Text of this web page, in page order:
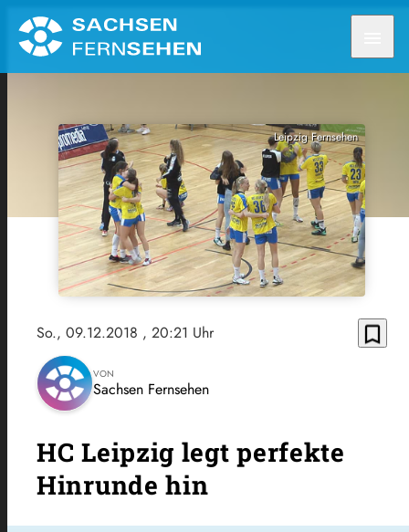
Leipzig Fernsehen
So., 09.12.2018 , 20:21 Uhr bookmark_border
VON
Sachsen Fernsehen
HC Leipzig legt perfekte
Hinrunde hin